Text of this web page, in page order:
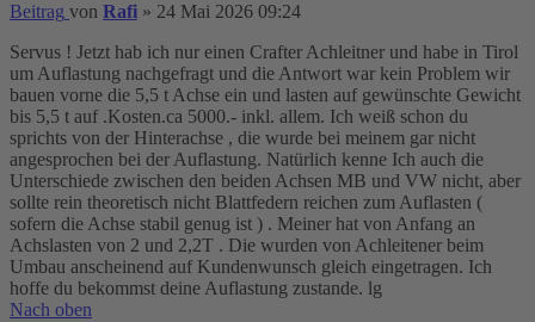
Beitrag von Rafi » 24 Mai 2026 09:24
Servus ! Jetzt hab ich nur einen Crafter Achleitner und habe in Tirol
um Auflastung nachgefragt und die Antwort war kein Problem wir
bauen vorne die 5,5 t Achse ein und lasten auf gewünschte Gewicht
bis 5,5 t auf .Kosten.ca 5000.- inkl. allem. Ich weiß schon du
sprichts von der Hinterachse , die wurde bei meinem gar nicht
angesprochen bei der Auflastung. Natürlich kenne Ich auch die
Unterschiede zwischen den beiden Achsen MB und VW nicht, aber
sollte rein theoretisch nicht Blattfedern reichen zum Auflasten (
sofern die Achse stabil genug ist ) . Meiner hat von Anfang an
Achslasten von 2 und 2,2T . Die wurden von Achleitener beim
Umbau anscheinend auf Kundenwunsch gleich eingetragen. Ich
hoffe du bekommst deine Auflastung zustande. lg
Nach oben